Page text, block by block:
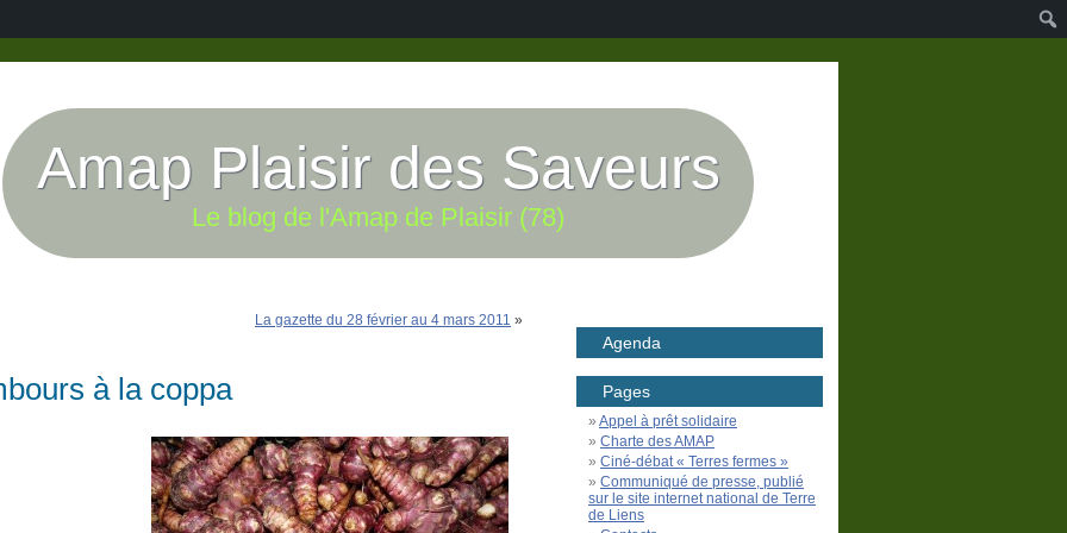
Amap Plaisir des Saveurs
Le blog de l'Amap de Plaisir (78)
La gazette du 28 février au 4 mars 2011 »
à la coppa
Agenda
Pages
Appel à prêt solidaire
Charte des AMAP
Ciné-débat « Terres fermes »
Communiqué de presse, publié
sur le site internet national de Terre
de Liens